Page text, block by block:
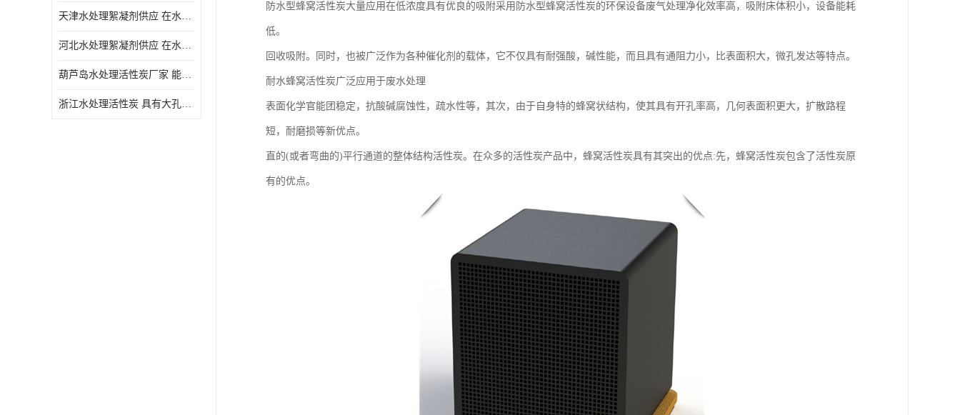
天津水处理絮凝剂供应 在水中的稳定性较好 絮凝速度快
河北水处理絮凝剂供应 在水中的稳定性较好 用量相对较少
葫芦岛水处理活性炭厂家 能够吸附大分子有机物 可再生能力较强
浙江水处理活性炭 具有大孔结构 具有较高的吸附能力
防水型蜂窝活性炭大量应用在低浓度具有优良的吸附采用防水型蜂窝活性炭的环保设备废气处理净化效率高，吸附床体积小，设备能耗
低。
回收吸附。同时，也被广泛作为各种催化剂的载体，它不仅具有耐强酸，碱性能，而且具有通阻力小，比表面积大，微孔发达等特点。
耐水蜂窝活性炭广泛应用于废水处理
表面化学官能团稳定，抗酸碱腐蚀性，疏水性等，其次，由于自身特的蜂窝状结构，使其具有开孔率高，几何表面积更大，扩散路程
短，耐磨损等新优点。
直的(或者弯曲的)平行通道的整体结构活性炭。在众多的活性炭产品中，蜂窝活性炭具有其突出的优点:先，蜂窝活性炭包含了活性炭原
有的优点。